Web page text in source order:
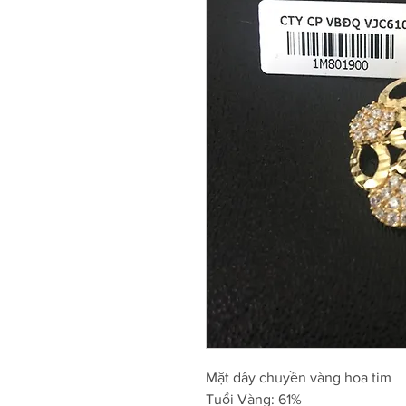
Mặt dây chuyền vàng hoa tim
Tuổi Vàng: 61%